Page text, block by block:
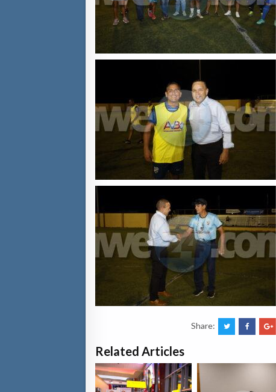
Share:
Related Articles